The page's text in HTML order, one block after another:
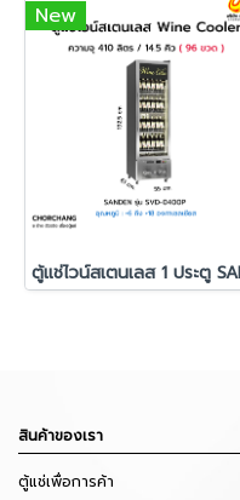
New
สินค้าของเรา
ตู้แช่เพื่อการค้า